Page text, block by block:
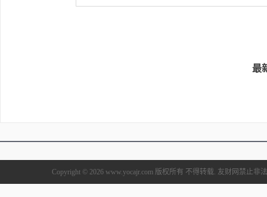
最
Copyright © 2026 www.yocajr.com 版权所有 不得转载. 友财网禁止非